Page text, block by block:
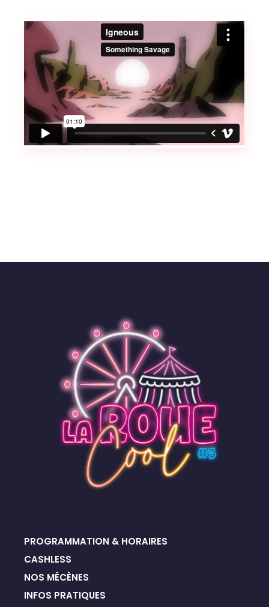
PROGRAMMATION & HORAIRES
CASHLESS
NOS MÉCÈNES
INFOS PRATIQUES